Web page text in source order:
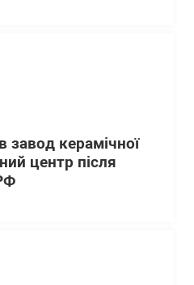
завод керамічної
центр після